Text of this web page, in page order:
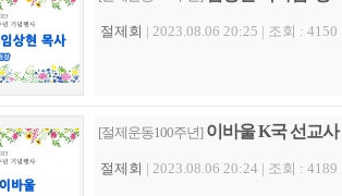
절제회 | 2023.08.06 20:25 | 조회 : 4150
[절제운동100주년] 이바울 K국 선교사
절제회 | 2023.08.06 20:24 | 조회 : 4189